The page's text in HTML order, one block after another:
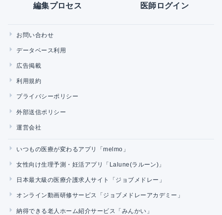
編集プロセス 医師ログイン
お問い合わせ
データベース利用
広告掲載
利用規約
プライバシーポリシー
外部送信ポリシー
運営会社
いつもの医療が変わるアプリ「melmo」
女性向け生理予測・妊活アプリ「Lalune(ラルーン)」
日本最大級の医療介護求人サイト「ジョブメドレー」
オンライン動画研修サービス「ジョブメドレーアカデミー」
納得できる老人ホーム紹介サービス「みんかい」